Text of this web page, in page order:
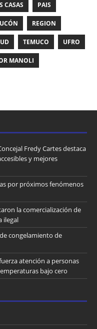
CASAS PAIS
REGION
TEMUCO UFRO
MANOLI
Fredy Cartes destaca
y mejores
por próximos fenómenos
la comercialización de
ilegal
congelamiento de
atención a personas
bajo cero